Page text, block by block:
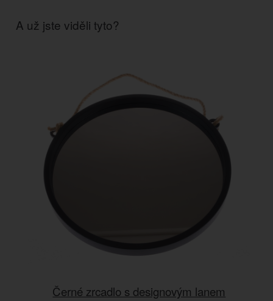
A už jste viděli tyto?
Černé zrcadlo s designovým lanem